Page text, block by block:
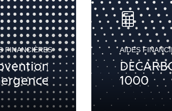
FINANCIÈRES AIDES
1000